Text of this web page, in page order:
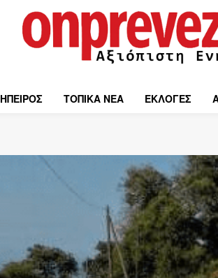
ΗΠΕΙΡΟΣ ΤΟΠΙΚΑ ΝΕΑ ΕΚΛΟΓΕΣ